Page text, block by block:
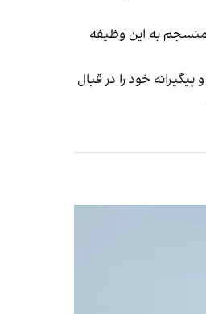
منسجم به این وظیفه
خود را در قبال